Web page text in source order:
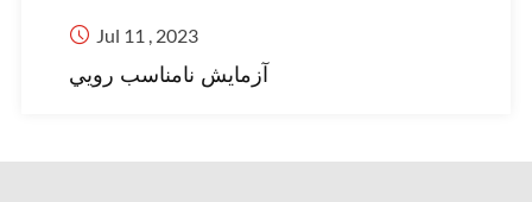
 Jul 11 , 2023
آزمايش نامناسب رويي